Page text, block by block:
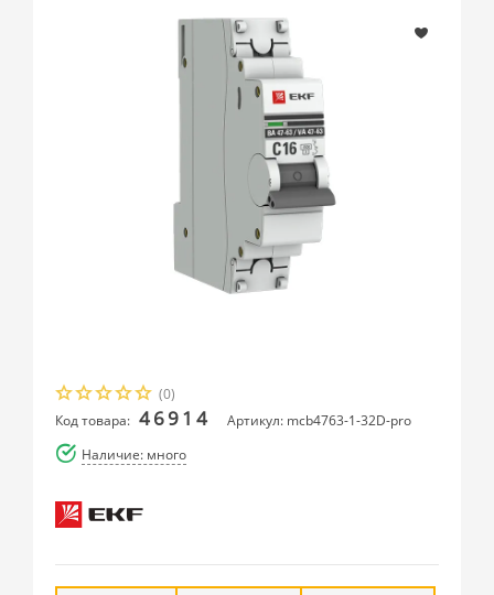
(0)
Код товара: 46914
Артикул: mcb4763-1-32D-pro
Наличие: много